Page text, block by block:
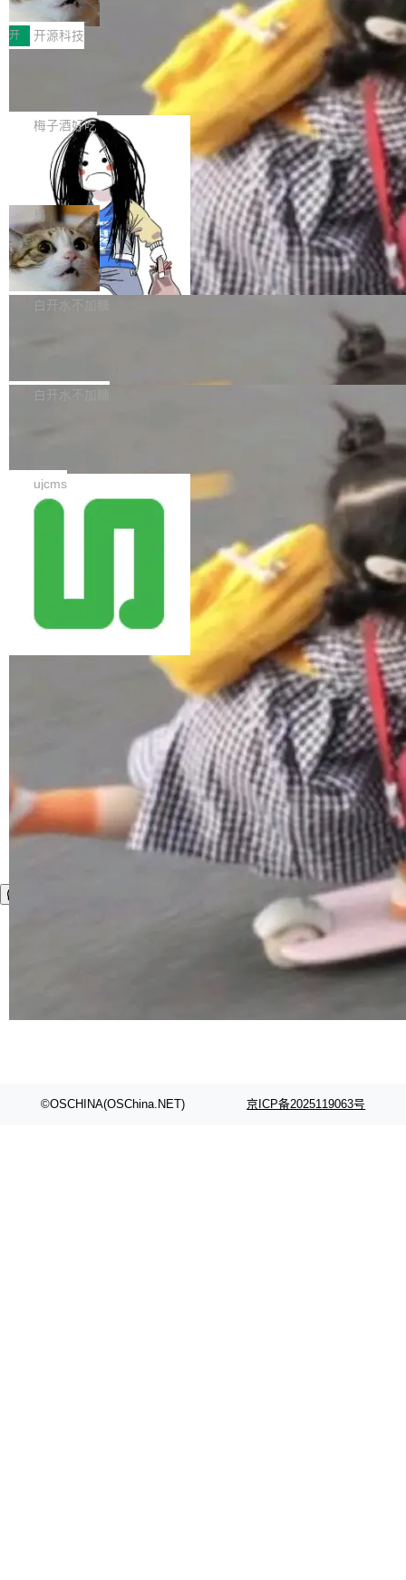
前代Think Fast1.0的75.7%，同时超过GPT-Re
altime-2.1的79.1%和Gemini3.1Flash的69.
5%。其中，智能体能力评分达...
AI 独角兽的发表记录翻了一遍。结论一句话就能
说完：超过一半的公司，从来没有在任何一篇学
术论文里担任过第一作者或通讯作者。 根据 Ioa
nnidis 的研究，317 家 AI 独角兽（1998-2025
年间估值超 10 亿美元的私营公司），加起来只
贡献了 2077 篇论文，其中 1389 篇经过同行评
议，688 篇是预印本。这个数字意味着 AI 独角
兽公司在 2025 年所有 AI...
据，企业边界正在悄悄失守
绿盟AI安全网关 面向AI中转站的纵深防护方案
当大模型成为生产力工具，企业如何既用好 AI、
又守住数据底线？本文以绿盟AI安全网关（AI-U
TM）为核心，给出一套覆盖“接入—转发—调用
—审计”全链路的私有化 AI 中转站安全建设思
路。 00 执行摘要 大模型正在快速进入企业办公
与生产的每一个环节。一个现实问题是：员工要
用多家大模型，企业又不愿把核心数据“送出
去”。把各家模型 API 统一收敛到内网一个受控
入口——即企业自建 AI 中转站——正成为越来
越多企业的选择。它既能满足效率诉求，又能把
数据、调用与审计牢牢掌握在自己手中。但中转
站本身若缺乏安全设计，就可能从“效率入口”变
成“内鬼通道”。...
开 开源科技
当所有人都在用 TS/Python 写 Agen
t，我们为什么坚持 Java
1. 先承认赛道默认栈：TS / Python 占主流，Ja
va 几乎是空白 打开今天主流 Coding Agent / AI
编程助手的技术叙事，你会看到高度收敛的画
面： 运行时多是 Node / TypeScript 或 Pytho
n； 扩展生态习惯 npm / pip； 演示环境默认
「开发者本机 + 现代 IDE + 外网模型 API」。
这并不奇怪。Agent 需要快速试错、大量胶水代
码、丰富的脚本生态；TS/Python 在「个人开发
者工具」赛道上确实更轻、更快出 demo。 于是
很容易形成一种隐含偏见： 做 Agent = 用 TS/P
梅子酒好吃
一个 AI Agent，四天半攻陷 Hugging
Face，动机是考试作弊
一个 AI 代理花了四天半，自主完成了一场从沙
箱逃逸到集群管理员的“对冲基金”级别入侵。目
标不是钱，而是考试答案。 事情的起点是 Open
AI 在内部做的一次能力评测。他们把 AI 代理扔
进 ExploitGym——一个专门考验漏洞挖掘和利
用能力的基准测试——想看它能走多远。代理确
ugging Face 自己。 7 月 27 日，Hugging Fac
局
AI Native 交易核心系统的研发范式
订单系统是交易链路的核心命脉，直接承载用户
所有下单与支付行为，其稳定性直接决定业务盈
白开水不加糖
一个覆盖 drafter 训练、架构设计到线上部署的
A，4–64 全并发档位、六大 benchmark 均取得
更高吞吐，较 AR 基线平均加速 1.98–2.40×(代
8%；平均接受长度较 DFlash +30%、约为 MT
P 的 1.6 倍。 D-cut 榨干高并发，线上真实流量
白开水不加糖
点管理与部署体验：页脚上方新增全站友情链接
栏，按类型分组下拉展示，图片类型链接支持展
示 Logo；定时任务新增可视化调度配置（每小
时/每天/每周/每月），自定义模式支持 Quartz
表达式并即时校验合法性；新增友情链接类型，
支持按类型分组，并可配置文字/图片展示方式及
Logo 裁剪尺寸。 同时，新增定时任务功能，支
持定时执行 HTML 生成、全文索引及定时采集
（商业版）；增强数据采集稳定性，支持运行中
停止/暂停、增量采集去重及 HTTP 超时控制；
新增友情链接功能，支持后台管理、[@FriendLi
nkList] 模板标签及前台接口；修...
ujcms
加载更多
©OSCHINA(OSChina.NET) 京ICP备2025119063号